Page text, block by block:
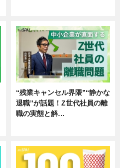
“残業キャンセル界隈”“静かな
退職”が話題！Z世代社員の離
職の実態と解…